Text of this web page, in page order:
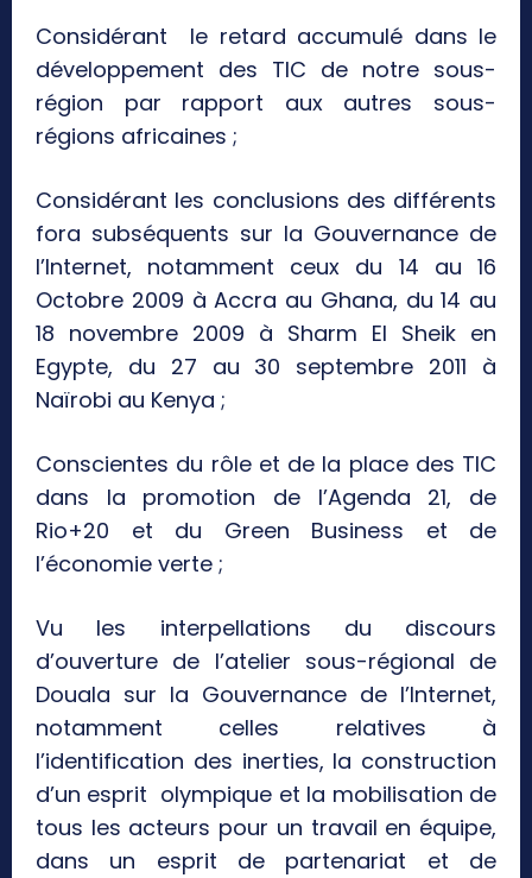
Considérant le retard accumulé dans le
développement des TIC de notre sous-
région par rapport aux autres sous-
régions africaines ;
Considérant les conclusions des différents
fora subséquents sur la Gouvernance de
l’Internet, notamment ceux du 14 au 16
Octobre 2009 à Accra au Ghana, du 14 au
18 novembre 2009 à Sharm El Sheik en
Egypte, du 27 au 30 septembre 2011 à
Naïrobi au Kenya ;
Conscientes du rôle et de la place des TIC
dans la promotion de l’Agenda 21, de
Rio+20 et du Green Business et de
l’économie verte ;
Vu les interpellations du discours
d’ouverture de l’atelier sous-régional de
Douala sur la Gouvernance de l’Internet,
notamment celles relatives à
l’identification des inerties, la construction
d’un esprit olympique et la mobilisation de
tous les acteurs pour un travail en équipe,
dans un esprit de partenariat et de